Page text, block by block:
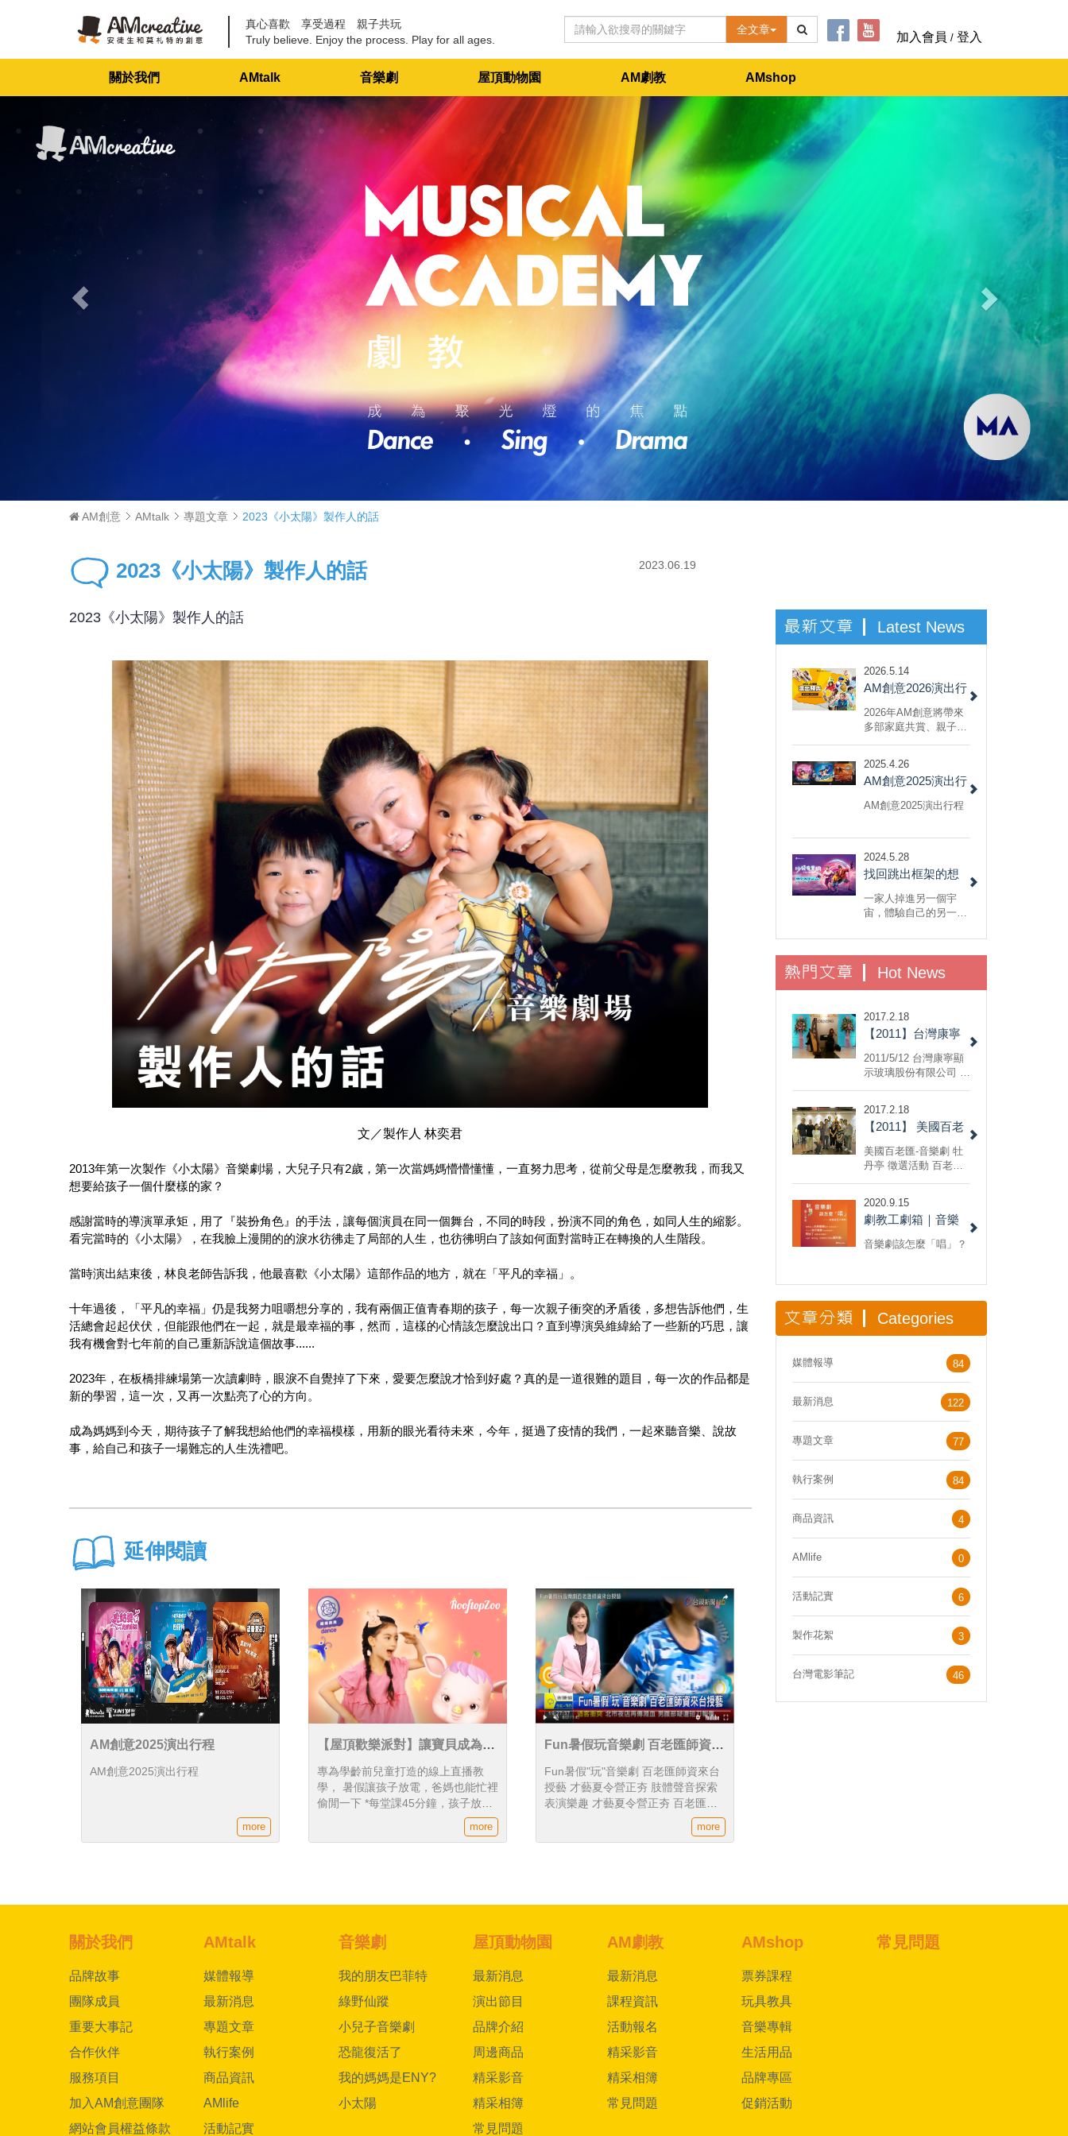
真心喜歡 享受過程 親子共玩
Truly believe. Enjoy the process. Play for all ages.
全文章
加入會員 / 登入
關於我們 AMtalk 音樂劇 屋頂動物園 AM劇教 AMshop
AM創意 AMtalk 專題文章 2023《小太陽》製作人的話
2023《小太陽》製作人的話 2023.06.19
2023《小太陽》製作人的話
文／製作人 林奕君
2013年第一次製作《小太陽》音樂劇場，大兒子只有2歲，第一次當媽媽懵懵懂懂，一直努力思考，從前父母是怎麼教我，而我又
想要給孩子一個什麼樣的家？
感謝當時的導演單承矩，用了『裝扮角色』的手法，讓每個演員在同一個舞台，不同的時段，扮演不同的角色，如同人生的縮影。
看完當時的《小太陽》，在我臉上漫開的的淚水彷彿走了局部的人生，也彷彿明白了該如何面對當時正在轉換的人生階段。
當時演出結束後，林良老師告訴我，他最喜歡《小太陽》這部作品的地方，就在「平凡的幸福」。
十年過後，「平凡的幸福」仍是我努力咀嚼想分享的，我有兩個正值青春期的孩子，每一次親子衝突的矛盾後，多想告訴他們，生
活總會起起伏伏，但能跟他們在一起，就是最幸福的事，然而，這樣的心情該怎麼說出口？直到導演吳維緯給了一些新的巧思，讓
我有機會對七年前的自己重新訴說這個故事......
2023年，在板橋排練場第一次讀劇時，眼淚不自覺掉了下來，愛要怎麼說才恰到好處？真的是一道很難的題目，每一次的作品都是
新的學習，這一次，又再一次點亮了心的方向。
成為媽媽到今天，期待孩子了解我想給他們的幸福模樣，用新的眼光看待未來，今年，挺過了疫情的我們，一起來聽音樂、說故
事，給自己和孩子一場難忘的人生洗禮吧。
延伸閱讀
AM創意2025演出行程
AM創意2025演出行程
more
【屋頂歡樂派對】讓寶貝成為唱
跳新萌主！
專為學齡前兒童打造的線上直播教
學， 暑假讓孩子放電，爸媽也能忙裡
偷閒一下 *每堂課45分鐘，孩子放電
也能保護視力 *舞蹈老師專業線上教
學，小班制專注力up *每天教授新歌
more
Fun暑假玩音樂劇 百老匯師資來
台授藝
Fun暑假"玩"音樂劇 百老匯師資來台
授藝 才藝夏令營正夯 肢體聲音探索
表演樂趣 才藝夏令營正夯 百老匯師
資來台授技藝 啟發樂趣學習團隊合作
more
最新文章 Latest News
2026.5.14
AM創意2026演出行
程
2026年AM創意將帶來
多部家庭共賞、親子劇
各大藝文場館登場。
2025.4.26
AM創意2025演出行
程
AM創意2025演出行程
2024.5.28
找回跳出框架的想
像力以及不怕犯錯
的勇氣：小兒子音
一家人掉進另一個宇
宙，體驗自己的另一
思家人間的關係，最後
回到自己的宇宙和解。
不，我說的不是《媽的
多重宇宙》，而是 AM
樂劇《沙發有黑
洞！》......
熱門文章 Hot News
2017.2.18
【2011】台灣康寧
顯示玻璃股份有限
公司 開幕音樂會
2011/5/12 台灣康寧顯
示玻璃股份有限公司 開
發中心 開幕音樂會/企
劃執行
2017.2.18
【2011】 美國百老
匯-音樂劇 牡丹亭 徵
選活動
美國百老匯-音樂劇 牡
丹亭 徵選活動 百老匯
的具有國際水準的百老
匯音樂劇，希望在保留
了崑劇牡丹亭的經典段
落同時，也將藉由百老
發展出新的表現形式和
藝術生命。
2020.9.15
劇教工劇箱｜音樂
劇唱腔大解析
音樂劇該怎麼「唱」？
文章分類 Categories
媒體報導 84
最新消息 122
專題文章 77
執行案例 84
商品資訊 4
AMlife 0
活動記實 6
製作花絮 3
台灣電影筆記 46
關於我們
品牌故事
團隊成員
重要大事記
合作伙伴
服務項目
加入AM創意團隊
網站會員權益條款
AMtalk
媒體報導
最新消息
專題文章
執行案例
商品資訊
AMlife
活動記實
音樂劇
我的朋友巴菲特
綠野仙蹤
小兒子音樂劇
恐龍復活了
我的媽媽是ENY?
小太陽
屋頂動物園
最新消息
演出節目
品牌介紹
周邊商品
精采影音
精采相簿
常見問題
AM劇教
最新消息
課程資訊
活動報名
精采影音
精采相簿
常見問題
AMshop
票券課程
玩具教具
音樂專輯
生活用品
品牌專區
促銷活動
常見問題